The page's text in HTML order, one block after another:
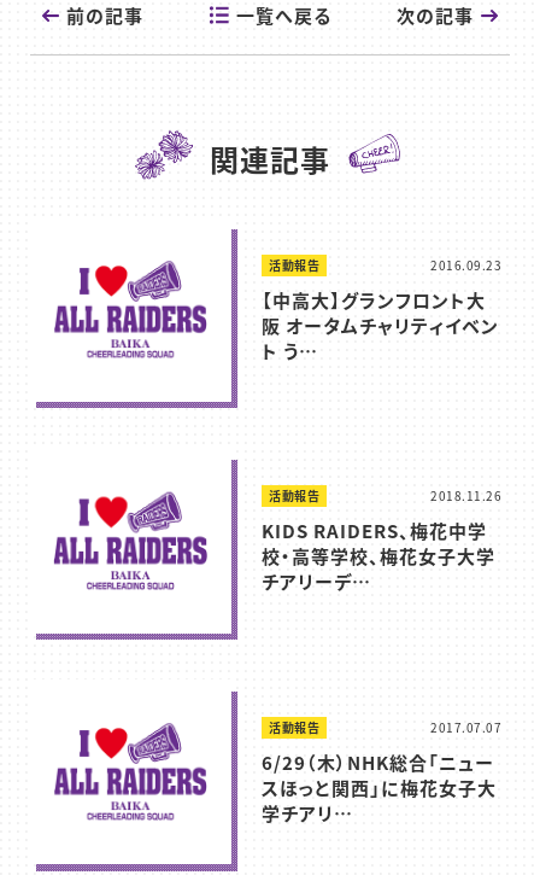
前の記事 一覧へ戻る 次の記事
関連記事
活動報告 2016.09.23
【中高大】グランフロント大
阪 オータムチャリティイベン
ト う…
活動報告 2018.11.26
KIDS RAIDERS、梅花中学
校・高等学校、梅花女子大学
チアリーデ…
活動報告 2017.07.07
6/29（木）NHK総合「ニュー
スほっと関西」に梅花女子大
学チアリ…